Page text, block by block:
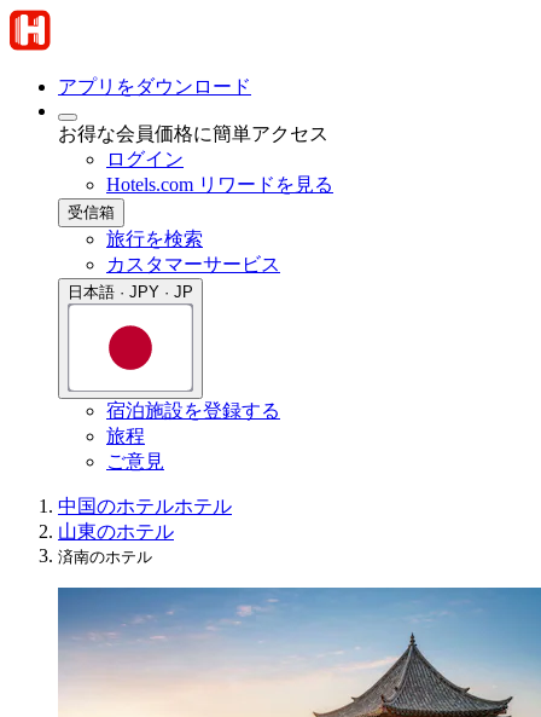
アプリをダウンロード
お得な会員価格に簡単アクセス
ログイン
Hotels.com リワードを見る
受信箱
旅行を検索
カスタマーサービス
日本語 · JPY · JP
宿泊施設を登録する
旅程
ご意見
中国のホテルホテル
山東のホテル
済南のホテル